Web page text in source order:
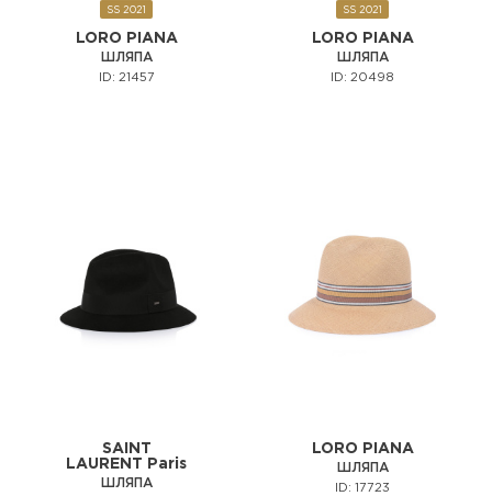
SS 2021
LORO PIANA
ШЛЯПА
ID: 21457
SS 2021
LORO PIANA
ШЛЯПА
ID: 20498
SAINT
LAURENT Paris
ШЛЯПА
LORO PIANA
ШЛЯПА
ID: 17723